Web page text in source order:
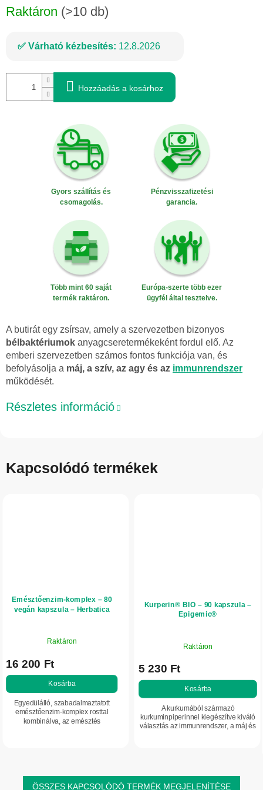
Raktáron (>10 db)
Várható kézbesítés: 12.8.2026
Hozzáadás a kosárhoz
Gyors szállítás és
csomagolás.
Pénzvisszafizetési
garancia.
Több mint 60 saját
termék raktáron.
Európa-szerte több ezer
ügyfél által tesztelve.
A butirát egy zsírsav, amely a szervezetben bizonyos
bélbaktériumok anyagcseretermékeként fordul elő. Az
emberi szervezetben számos fontos funkciója van, és
befolyásolja a máj, a szív, az agy és az immunrendszer
működését.
Részletes információ
Kapcsolódó termékek
Emésztőenzim-komplex – 80
vegán kapszula – Herbatica
Raktáron
16 200 Ft
Kosárba
Egyedülálló, szabadalmaztatott
emésztőenzim-komplex rosttal
kombinálva, az emésztés
Kurperin® BIO – 90 kapszula –
Epigemic®
Raktáron
5 230 Ft
Kosárba
A kurkumából származó
kurkuminpiperinnel kiegészítve kiváló
választás az immunrendszer, a máj és
ÖSSZES KAPCSOLÓDÓ TERMÉK MEGJELENÍTÉSE